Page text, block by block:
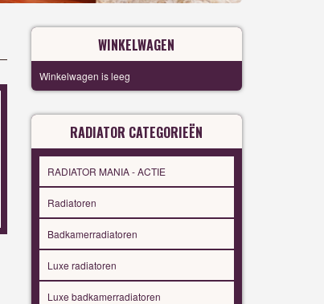
WINKELWAGEN
Winkelwagen is leeg
RADIATOR CATEGORIEËN
RADIATOR MANIA - ACTIE
Radiatoren
Badkamerradiatoren
Luxe radiatoren
Luxe badkamerradiatoren